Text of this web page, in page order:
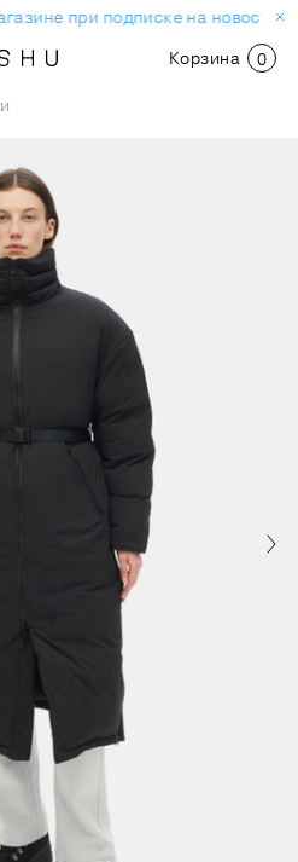
при подписке на
Корзина 0